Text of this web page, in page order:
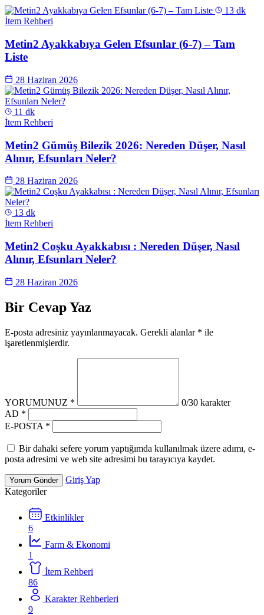
13 dk
İtem Rehberi
Metin2 Ayakkabıya Gelen Efsunlar (6-7) – Tam
Liste
28 Haziran 2026
11 dk
İtem Rehberi
Metin2 Gümüş Bilezik 2026: Nereden Düşer, Nasıl
Alınır, Efsunları Neler?
28 Haziran 2026
13 dk
İtem Rehberi
Metin2 Coşku Ayakkabısı : Nereden Düşer, Nasıl
Alınır, Efsunları Neler?
28 Haziran 2026
Bir Cevap Yaz
E-posta adresiniz yayınlanmayacak. Gerekli alanlar * ile
işaretlenmişlerdir.
YORUMUNUZ * 0/30 karakter
AD *
E-POSTA *
Bir dahaki sefere yorum yaptığımda kullanılmak üzere adımı, e-
posta adresimi ve web site adresimi bu tarayıcıya kaydet.
Yorum Gönder
Giriş Yap
Kategoriler
Etkinlikler
6
Farm & Ekonomi
1
İtem Rehberi
86
Karakter Rehberleri
9